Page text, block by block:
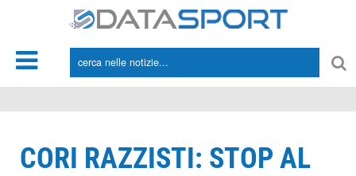
CORI RAZZISTI: STOP AL